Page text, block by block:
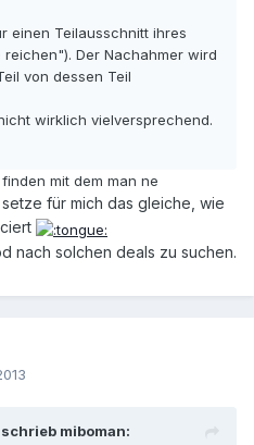
einen Teilausschnitt ihres
Der Nachahmer wird
von dessen Teil
wirklich vielversprechend.
mit dem man ne
für mich das gleiche, wie
nach solchen deals zu suchen.
miboman: